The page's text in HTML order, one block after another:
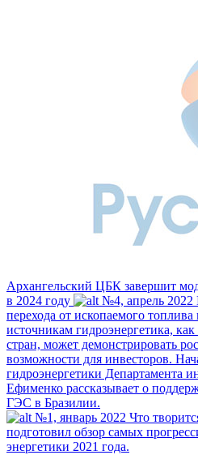
Архангельский ЦБК завершит
в 2024 году
№4, апрель 2022
перехода от ископаемого
источникам гидроэнергетика,
стран, может демонстрировать
возможности для инвесторов.
гидроэнергетики Департамента
Ефименко рассказывает о
ГЭС в Бразилии.
№1, январь 2022 Что
подготовил обзор самых
энергетики 2021 года.